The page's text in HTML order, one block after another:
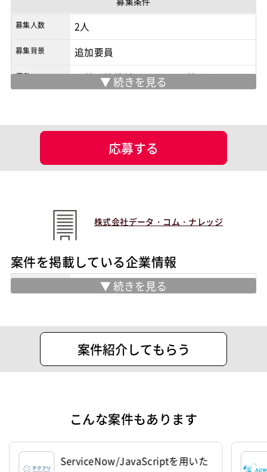
募集人数 2人
募集背景 追加要員
備考 ・外国籍検討不可 ・PCは持ち込み
業界・業種 EC
プログラミング(実装)
フロントエンドエンジニア
JavaScript Ruby Ruby on Rails
MySQL HTML5 CSS3 Git GitLab
応募する
株式会社データ・コム・ナレッジ
案件を掲載している企業情報
港区新橋２丁目２０番１５号新橋駅前ビ
設立 1997年12月18日
米澤 利春
案件紹介してもらう
こんな案件もあります
ServiceNow/JavaScriptを用いた